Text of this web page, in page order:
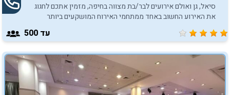
סיאל, גן ואולם אירועים לבר/בת מצווה בחיפה, מזמין אתכם לחגוג
את האירוע החשוב באחד ממתחמי האירוח המושקעים ביותר
בצפון.
עד 500